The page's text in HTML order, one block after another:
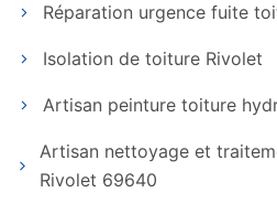
Réparation urgence fuite
Isolation de toiture Rivolet
Artisan peinture toiture
Artisan nettoyage et
Rivolet 69640